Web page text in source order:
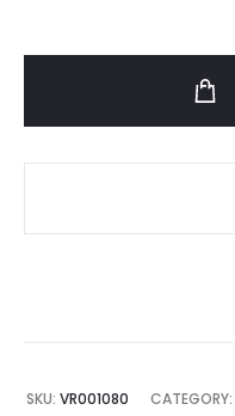
SKU: VR001080 CATEGORY: